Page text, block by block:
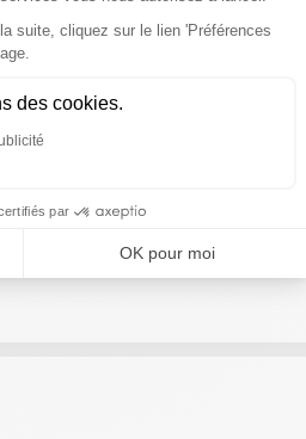
d'indemnisation / Canicule : la
à Damas : Macron appelle à